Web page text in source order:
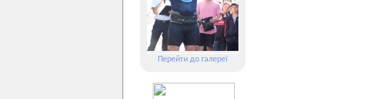
Перейти до галереї